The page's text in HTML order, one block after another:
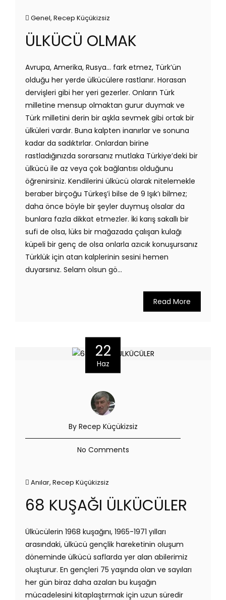
Genel, Recep Küçükizsiz
ÜLKÜCÜ OLMAK
Avrupa, Amerika, Rusya... fark etmez, Türk’ün
olduğu her yerde ülkücülere rastlanır. Horasan
dervişleri gibi her yeri gezerler. Onların Türk
milletine mensup olmaktan gurur duymak ve
Türk milletini derin bir aşkla sevmek gibi ortak bir
ülküleri vardır. Buna kalpten inanırlar ve sonuna
kadar da sadıktırlar. Onlardan birine
rastladığınızda sorarsanız mutlaka Türkiye’deki bir
ülkücü ile az veya çok bağlantısı olduğunu
öğrenirsiniz. Kendilerini ülkücü olarak nitelemekle
beraber birçoğu Türkeş’i bilse de 9 Işık’ı bilmez;
daha önce böyle bir şeyler duymuş olsalar da
bunlara fazla dikkat etmezler. İki karış sakallı bir
sufi de olsa, lüks bir mağazada çalışan kulağı
küpeli bir genç de olsa onlarla azıcık konuşursanız
Türklük için atan kalplerinin sesini hemen
duyarsınız. Selam olsun gö...
Read More
22
Haz
By Recep Küçükizsiz
No Comments
Anılar, Recep Küçükizsiz
68 KUŞAĞI ÜLKÜCÜLER
Ülkücülerin 1968 kuşağını, 1965-1971 yılları
arasındaki, ülkücü gençlik hareketinin oluşum
döneminde ülkücü saflarda yer alan abilerimiz
oluşturur. En gençleri 75 yaşında olan ve sayıları
her gün biraz daha azalan bu kuşağın
mücadelesini kitaplaştırmak için uzun süredir